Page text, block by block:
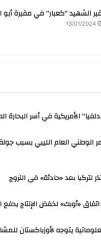
الشهيد “كعبار” في مقبرة أبو
13/01/2024
الوطني العام الليبي بسبب
لتركيا بعد «حادثة» في النروج
«أوبك» لخفض الإنتاج يدفع
يتوجه لأوزباكستان